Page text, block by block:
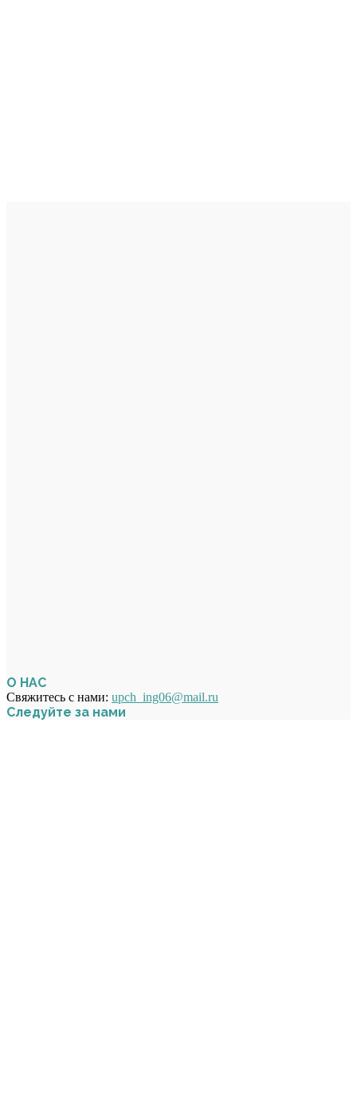
О НАС
Свяжитесь с нами: upch_ing06@mail.ru
Следуйте за нами